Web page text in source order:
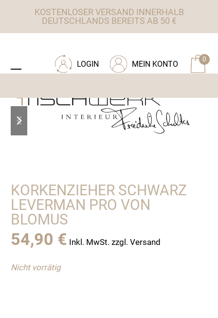
KOSTENLOSER VERSAND INNERHALB
DEUTSCHLANDS BEREITS AB 50 €
0
MEIN KONTO
LOGIN
mobile
mobile
slide
slide
KORKENZIEHER SCHWARZ
LEVERMAN PRO VON
BLOMUS
54,90 € Inkl. MwSt. zzgl. Versand
Nicht vorrätig